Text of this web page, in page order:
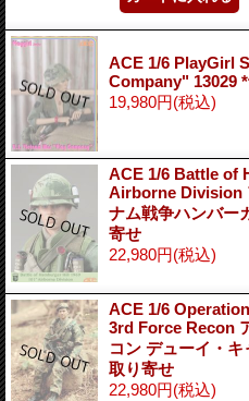
ACE 1/6 PlayGirl
Company" 13029
19,980円(税込)
ACE 1/6 Battle of
Airborne Division
ナム戦争ハンバー
寄せ
22,980円(税込)
ACE 1/6
3rd Force Recon
コン デューイ・
取り寄せ
22,980円(税込)